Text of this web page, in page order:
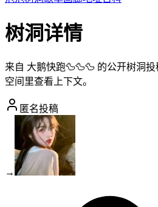
树洞详情
来自 大鹅快跑🦆🦆🦆 的公开树洞
空间里查看上下文。
匿名投稿
→